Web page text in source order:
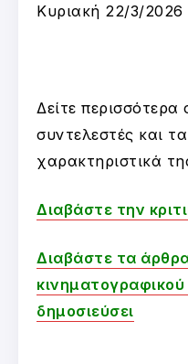
Κυριακή 22/3/2026
Δείτε περισσότερα
συντελεστές και
χαρακτηριστικά
Διαβάστε την
Διαβάστε τα
δημοσιεύσει